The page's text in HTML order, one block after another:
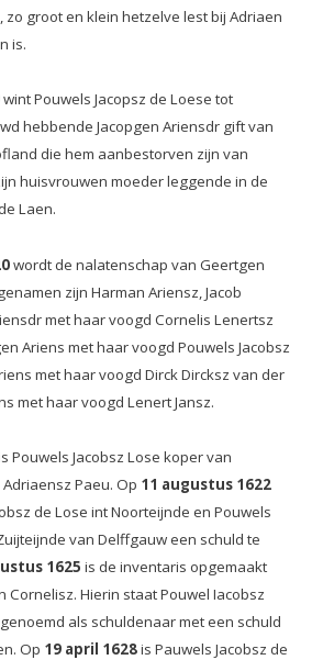
zo groot en klein hetzelve lest bij Adriaen
is.
wint Pouwels Jacopsz de Loese tot
hebbende Jacopgen Ariensdr gift van
die hem aanbestorven zijn van
huisvrouwen moeder leggende in de
Laen.
wordt de nalatenschap van Geertgen
zijn Harman Ariensz, Jacob
met haar voogd Cornelis Lenertsz
Ariens met haar voogd Pouwels Jacobsz
met haar voogd Dirck Dircksz van der
met haar voogd Lenert Jansz.
Pouwels Jacobsz Lose koper van
Paeu. Op 11 augustus 1622
de Lose int Noorteijnde en Pouwels
van Delffgauw een schuld te
1625 is de inventaris opgemaakt
Cornelisz. Hierin staat Pouwel Iacobsz
als schuldenaar met een schuld
Op 19 april 1628is Pauwels Jacobsz de